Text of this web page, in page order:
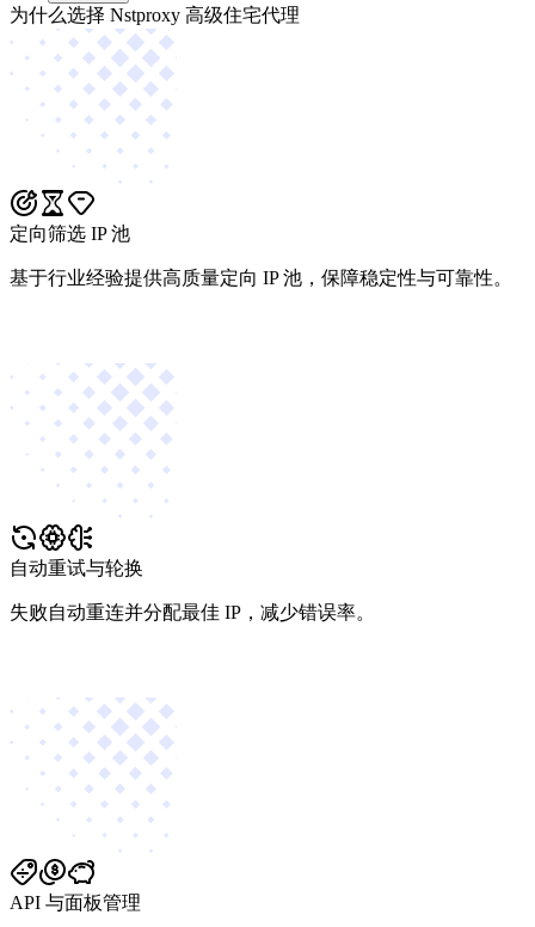
为什么选择 Nstproxy 高级住宅代理
定向筛选 IP 池
基于行业经验提供高质量定向 IP 池，保障稳定性与可靠性。
自动重试与轮换
失败自动重连并分配最佳 IP，减少错误率。
API 与面板管理